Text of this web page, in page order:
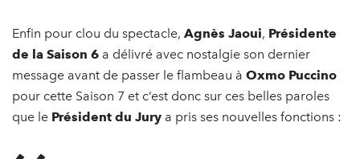
Enfin pour clou du spectacle, Agnès Jaoui, Présidente
de la Saison 6 a délivré avec nostalgie son dernier
message avant de passer le flambeau à Oxmo Puccino
pour cette Saison 7 et c’est donc sur ces belles paroles
que le Président du Jury a pris ses nouvelles fonctions :